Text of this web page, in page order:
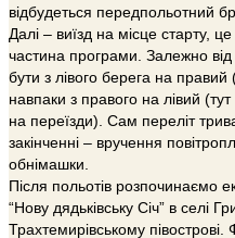
відбудеться передпольотний
Далі – виїзд на місце старту,
частина програми. Залежно
бути з лівого берега на
навпаки з правого на лівий
на переїзди). Сам переліт
закінченні – вручення
обнімашки.
Після польотів розпочинаємо
“Нову дядьківську Січ” в селі
Трахтемирівському